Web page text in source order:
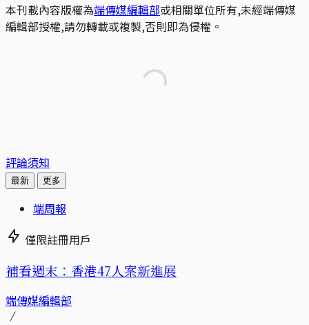
本刊載內容版權為端傳媒編輯部或相關單位所有,未經端傳媒
編輯部授權,請勿轉載或複製,否則即為侵權。
評論須知
最新 更多
端周報
僅限註冊用戶
補看週末：香港47人案新進展
端傳媒編輯部